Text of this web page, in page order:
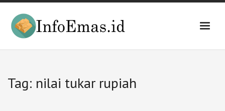
Skip
content
Tag: nilai tukar rupiah